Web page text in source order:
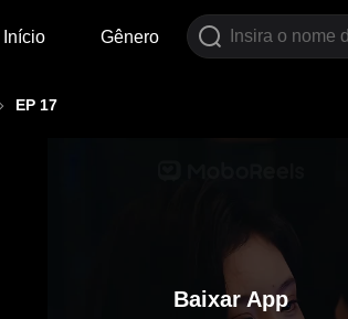
Início Gênero
EP 17
Baixar App